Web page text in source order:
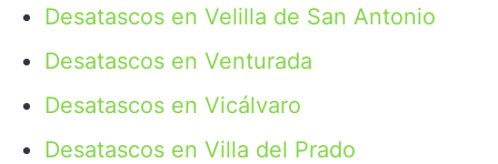
Desatascos en Velilla de San Antonio
Desatascos en Venturada
Desatascos en Vicálvaro
Desatascos en Villa del Prado